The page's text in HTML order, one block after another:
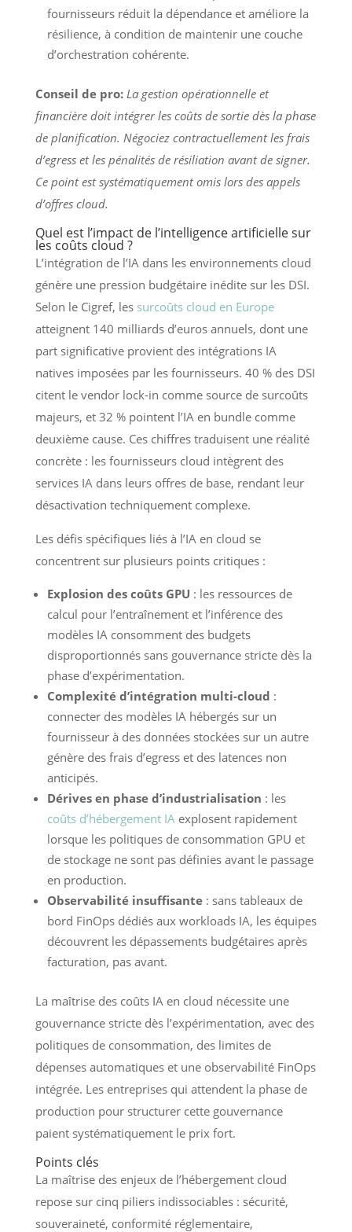
fournisseurs réduit la dépendance et améliore la
résilience, à condition de maintenir une couche
d’orchestration cohérente.
Conseil de pro: La gestion opérationnelle et
financière doit intégrer les coûts de sortie dès la phase
de planification. Négociez contractuellement les frais
d’egress et les pénalités de résiliation avant de signer.
Ce point est systématiquement omis lors des appels
d’offres cloud.
Quel est l’impact de l’intelligence artificielle sur
les coûts cloud ?
L’intégration de l’IA dans les environnements cloud
génère une pression budgétaire inédite sur les DSI.
Selon le Cigref, les surcoûts cloud en Europe
atteignent 140 milliards d’euros annuels, dont une
part significative provient des intégrations IA
natives imposées par les fournisseurs. 40 % des DSI
citent le vendor lock-in comme source de surcoûts
majeurs, et 32 % pointent l’IA en bundle comme
deuxième cause. Ces chiffres traduisent une réalité
concrète : les fournisseurs cloud intègrent des
services IA dans leurs offres de base, rendant leur
désactivation techniquement complexe.
Les défis spécifiques liés à l’IA en cloud se
concentrent sur plusieurs points critiques :
Explosion des coûts GPU : les ressources de
calcul pour l’entraînement et l’inférence des
modèles IA consomment des budgets
disproportionnés sans gouvernance stricte dès la
phase d’expérimentation.
Complexité d’intégration multi-cloud :
connecter des modèles IA hébergés sur un
fournisseur à des données stockées sur un autre
génère des frais d’egress et des latences non
anticipés.
Dérives en phase d’industrialisation : les
coûts d’hébergement IA explosent rapidement
lorsque les politiques de consommation GPU et
de stockage ne sont pas définies avant le passage
en production.
Observabilité insuffisante: sans tableaux de
bord FinOps dédiés aux workloads IA, les équipes
découvrent les dépassements budgétaires après
facturation, pas avant.
La maîtrise des coûts IA en cloud nécessite une
gouvernance stricte dès l’expérimentation, avec des
politiques de consommation, des limites de
dépenses automatiques et une observabilité FinOps
intégrée. Les entreprises qui attendent la phase de
production pour structurer cette gouvernance
paient systématiquement le prix fort.
Points clés
La maîtrise des enjeux de l’hébergement cloud
repose sur cinq piliers indissociables : sécurité,
souveraineté, conformité réglementaire,